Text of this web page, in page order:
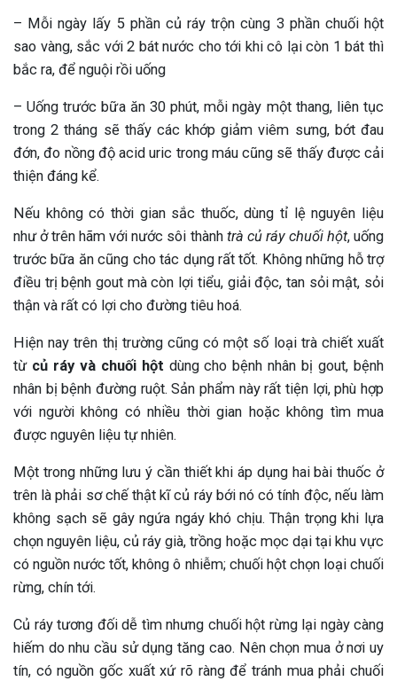
– Mỗi ngày lấy 5 phần củ ráy trộn cùng 3 phần chuối hột
sao vàng, sắc với 2 bát nước cho tới khi cô lại còn 1 bát thì
bắc ra, để nguội rồi uống
– Uống trước bữa ăn 30 phút, mỗi ngày một thang, liên tục
trong 2 tháng sẽ thấy các khớp giảm viêm sưng, bớt đau
đớn, đo nồng độ acid uric trong máu cũng sẽ thấy được cải
thiện đáng kể.
Nếu không có thời gian sắc thuốc, dùng tỉ lệ nguyên liệu
như ở trên hãm với nước sôi thành trà củ ráy chuối hột, uống
trước bữa ăn cũng cho tác dụng rất tốt. Không những hỗ trợ
điều trị bệnh gout mà còn lợi tiểu, giải độc, tan sỏi mật, sỏi
thận và rất có lợi cho đường tiêu hoá.
Hiện nay trên thị trường cũng có một số loại trà chiết xuất
từ củ ráy và chuối hột dùng cho bệnh nhân bị gout, bệnh
nhân bị bệnh đường ruột. Sản phẩm này rất tiện lợi, phù hợp
với người không có nhiều thời gian hoặc không tìm mua
được nguyên liệu tự nhiên.
Một trong những lưu ý cần thiết khi áp dụng hai bài thuốc ở
trên là phải sơ chế thật kĩ củ ráy bới nó có tính độc, nếu làm
không sạch sẽ gây ngứa ngáy khó chịu. Thận trọng khi lựa
chọn nguyên liệu, củ ráy già, trồng hoặc mọc dại tại khu vực
có nguồn nước tốt, không ô nhiễm; chuối hột chọn loại chuối
rừng, chín tới.
Củ ráy tương đối dễ tìm nhưng chuối hột rừng lại ngày càng
hiếm do nhu cầu sử dụng tăng cao. Nên chọn mua ở nơi uy
tín, có nguồn gốc xuất xứ rõ ràng để tránh mua phải chuối